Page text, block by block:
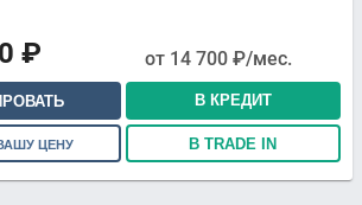
₽ от 14 700 ₽/мес.
В КРЕДИТ
ЦЕНУ В TRADE IN